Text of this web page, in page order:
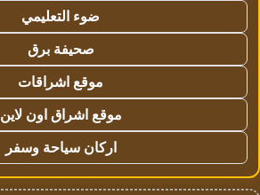
ضوء التعليمي
صحيفة برق
موقع اشراقات
موقع اشراق اون لاين
اركان سياحة وسفر